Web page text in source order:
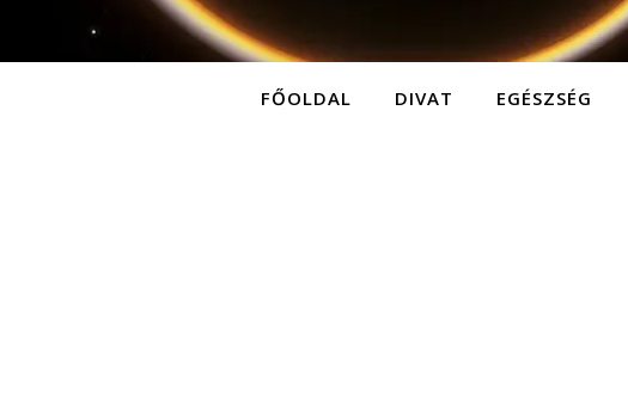
FŐOLDAL DIVAT EGÉSZSÉG